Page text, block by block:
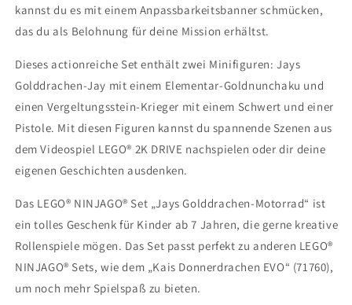
kannst du es mit einem Anpassbarkeitsbanner schmücken,
das du als Belohnung für deine Mission erhältst.
Dieses actionreiche Set enthält zwei Minifiguren: Jays
Golddrachen-Jay mit einem Elementar-Goldnunchaku und
einen Vergeltungsstein-Krieger mit einem Schwert und einer
Pistole. Mit diesen Figuren kannst du spannende Szenen aus
dem Videospiel LEGO® 2K DRIVE nachspielen oder dir deine
eigenen Geschichten ausdenken.
Das LEGO® NINJAGO® Set „Jays Golddrachen-Motorrad“ ist
ein tolles Geschenk für Kinder ab 7 Jahren, die gerne kreative
Rollenspiele mögen. Das Set passt perfekt zu anderen LEGO®
NINJAGO® Sets, wie dem „Kais Donnerdrachen EVO“ (71760),
um noch mehr Spielspaß zu bieten.